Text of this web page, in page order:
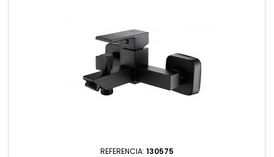
REFERENCIA: 130575